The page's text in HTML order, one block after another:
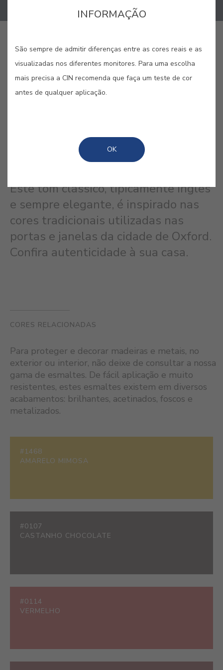
GUARDAR
AZUL OXFORD #2348
Este tom clássico, tipicamente inglês
e sempre elegante, é inspirado nas
cores tradicionais utilizadas nas
portas e janelas da cidade de Oxford.
Confira autenticidade à sua casa.
CORES RELACIONADAS
Para proteger e decorar madeiras e metais, no
exterior ou interior, não deixe de consultar a nossa
gama de esmaltes. De fácil aplicação e muito
resistentes, estes esmaltes existem em diversos
acabamentos: brilhantes, acetinados, foscos e
metalizados.
#1468
AMARELO MIMOSA
#0107
CASTANHO CHOCOLATE
#0114
VERMELHO
INFORMAÇÃO
São sempre de admitir diferenças entre as cores reais e as
visualizadas nos diferentes monitores. Para uma escolha
mais precisa a CIN recomenda que faça um teste de cor
antes de qualquer aplicação.
OK